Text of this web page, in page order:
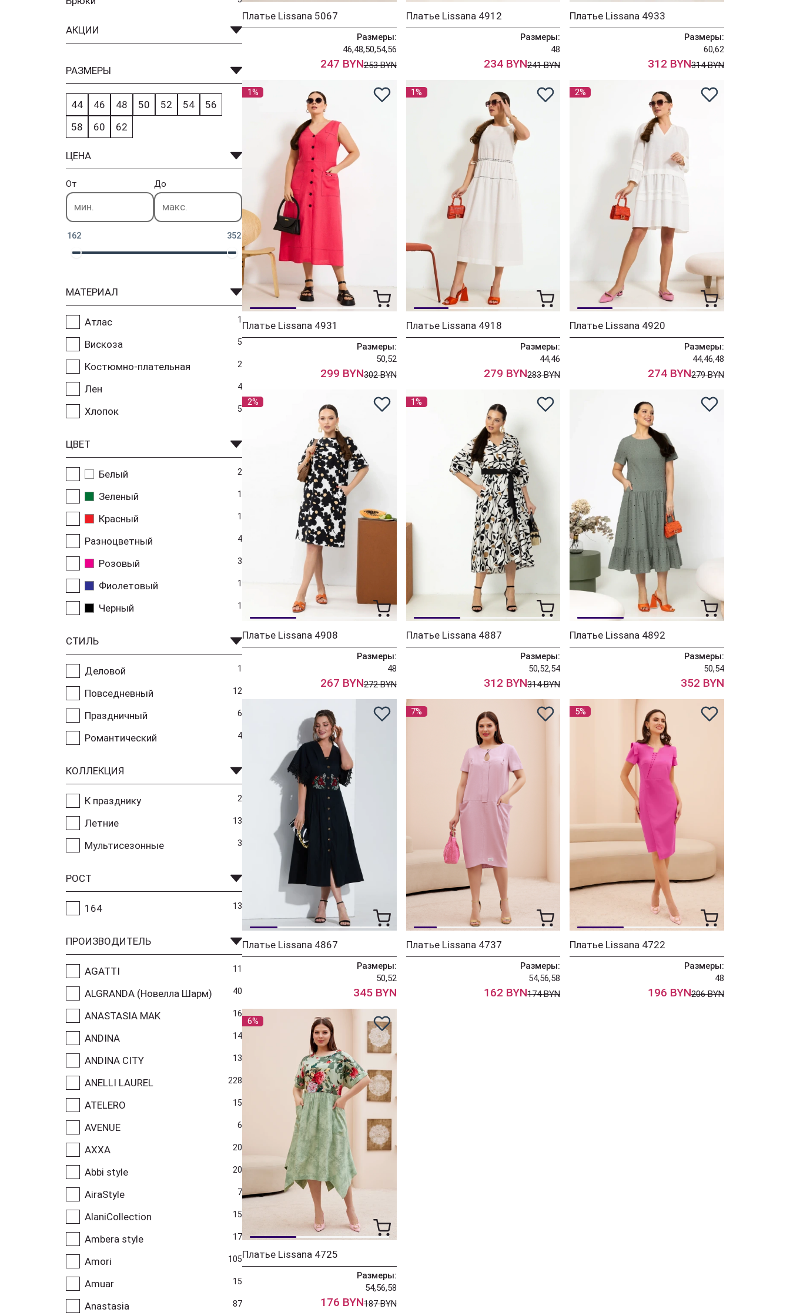
АКЦИИ
РАЗМЕРЫ
44 46 48 50 52 54
56
58
60 62
ЦЕНА
От До
162 352
МАТЕРИАЛ
Атлас 1
Вискоза 5
Костюмно-плательная 2
Лен 4
Хлопок 5
ЦВЕТ
Белый 2
Зеленый 1
Красный 1
Разноцветный 4
Розовый 3
Фиолетовый 1
Черный 1
СТИЛЬ
Деловой 1
Повседневный 12
Праздничный 6
Романтический 4
КОЛЛЕКЦИЯ
К празднику 2
Летние 13
Мультисезонные 3
РОСТ
164 13
ПРОИЗВОДИТЕЛЬ
AGATTI 11
ALGRANDA (Новелла Шарм) 40
ANASTASIA MAK 16
ANDINA 14
ANDINA CITY 13
ANELLI LAUREL 228
ATELERO 15
AVENUE 6
AXXA 20
Abbi style 20
AiraStyle 7
AlaniCollection 15
Ambera style 17
Amori 105
Amuar 15
Anastasia 87
Платье Lissana 5067
Размеры:
46,48,50,54,56
247 BYN253 BYN
Платье Lissana 4912
Размеры:
48
234 BYN241 BYN
Платье Lissana 4933
Размеры:
60,62
312 BYN314 BYN
1%
Платье Lissana 4931
Размеры:
50,52
299 BYN302 BYN
1%
Платье Lissana 4918
Размеры:
44,46
279 BYN283 BYN
2%
Платье Lissana 4920
Размеры:
44,46,48
274 BYN279 BYN
2%
Платье Lissana 4908
Размеры:
48
267 BYN272 BYN
1%
Платье Lissana 4887
Размеры:
50,52,54
312 BYN314 BYN
Платье Lissana 4892
Размеры:
50,54
352 BYN
Платье Lissana 4867
Размеры:
50,52
345 BYN
7%
Платье Lissana 4737
Размеры:
54,56,58
162 BYN174 BYN
5%
Платье Lissana 4722
Размеры:
48
196 BYN206 BYN
6%
Платье Lissana 4725
Размеры:
54,56,58
176 BYN187 BYN